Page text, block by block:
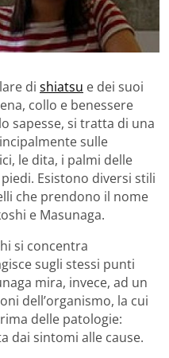
di shiatsu e dei suoi
collo e benessere
sapesse, si tratta di una
sulle
le dita, i palmi delle
Esistono diversi stili
che prendono il nome
e Masunaga.
si concentra
sugli stessi punti
mira, invece, ad un
dell’organismo, la cui
delle patologie:
dai sintomi alle cause.